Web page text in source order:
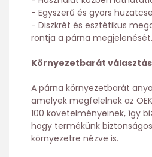
- Egyszerű és gyors
- Diszkrét és esztétikus
rontja a párna megjelenését.
Környezetbarát választás
A párna környezetbarát
amelyek megfelelnek az
100 követelményeinek, így
hogy termékünk
környezetre nézve is.